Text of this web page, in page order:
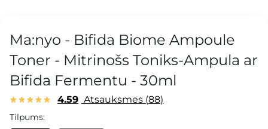
Ma:nyo - Bifida Biome Ampoule
Toner - Mitrinošs Toniks-Ampula ar
Bifida Fermentu - 30ml
4.59 Atsauksmes 88
Tilpums: